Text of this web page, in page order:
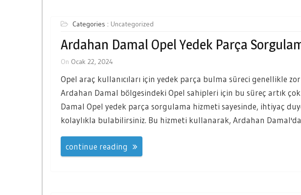
Categories : Uncategorized
Ardahan Damal Opel Yedek Parça
On Ocak 22, 2024
Opel araç kullanıcıları için yedek parça bulma süreci genellikle
Ardahan Damal bölgesindeki Opel sahipleri için bu süreç artık
Damal Opel yedek parça sorgulama hizmeti sayesinde, ihtiyaç
kolaylıkla bulabilirsiniz. Bu hizmeti kullanarak, Ardahan
continue reading